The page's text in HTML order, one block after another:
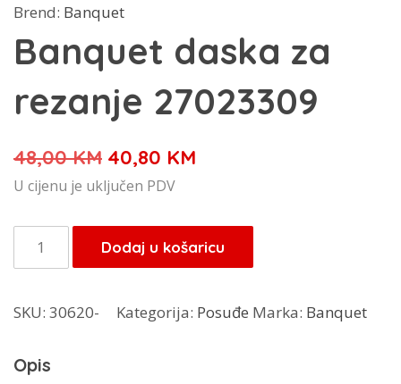
Brend: Banquet
Banquet daska za
rezanje 27023309
48,00KM Izvorna
cijena
je:
48,00 KM.
40,80 KM
40,80 KM.
U cijenu je uključen PDV
Banquet
daska
rezanje
količina
Dodaj u košaricu
SKU: 30620- Kategorija: Posuđe Marka: Banquet
Opis